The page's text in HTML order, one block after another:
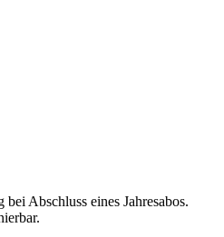
Abschluss eines Jahresabos.